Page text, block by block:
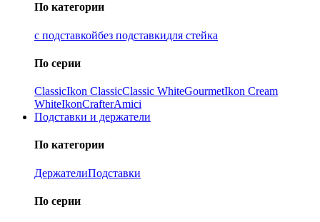
По категории
с подставкойбез подставкидля стейка
По серии
ClassicIkon ClassiсClassic WhiteGourmetIkon Cream
WhiteIkonCrafterAmici
Подставки и держатели
По категории
ДержателиПодставки
По серии